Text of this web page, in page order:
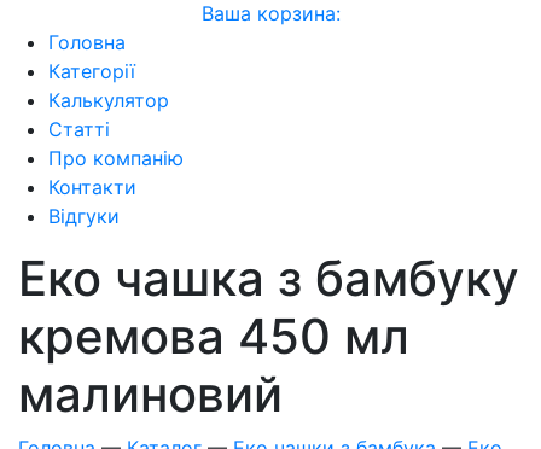
Ваша корзина:
Головна
Категорії
Калькулятор
Статті
Про компанію
Контакти
Відгуки
Еко чашка з бамбуку
кремова 450 мл
малиновий